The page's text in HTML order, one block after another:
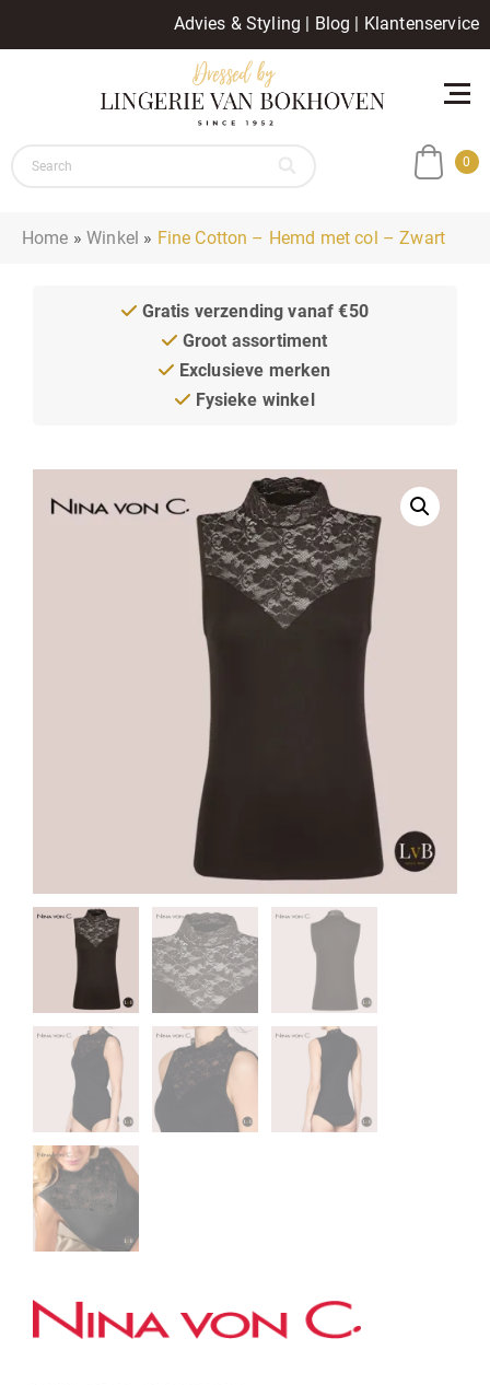
Advies & Styling | Blog | Klantenservice
0
Home »Winkel » Fine Cotton – Hemd met col – Zwart
Gratis verzending vanaf €50
Groot assortiment
Exclusieve merken
Fysieke winkel